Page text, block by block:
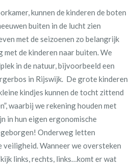
kunnen de kinderen de boten
buiten in de lucht zien
met de seizoenen zo belangrijk
met de kinderen naar buiten. We
in de natuur, bijvoorbeeld een
in Rijswijk. De grote kinderen
kindjes kunnen de tocht zittend
waarbij we rekening houden met
in hun eigen ergonomische
geborgen! Onderweg letten
veiligheid. Wanneer we oversteken
links, rechts, links…komt er wat